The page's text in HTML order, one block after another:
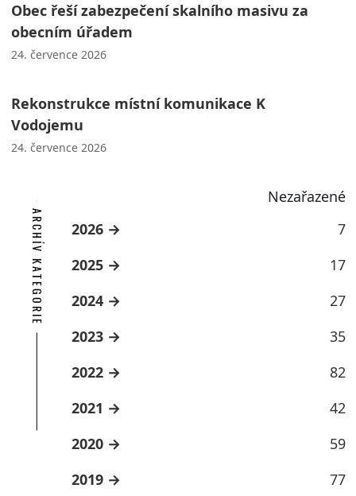
Obec řeší zabezpečení skalního masivu za
obecním úřadem
24. července 2026
Rekonstrukce místní komunikace K
Vodojemu
24. července 2026
Nezařazené
ARCHÍV KATEGORIE 2026
7
2025
17
2024
27
2023
35
2022
82
2021
42
2020
59
2019
77